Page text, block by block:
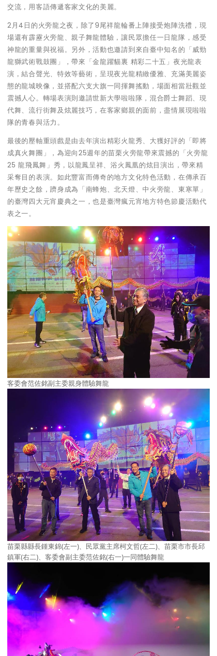
交流，用客語傳遞客家文化的美麗。
2月4日的火旁龍之夜，除了9尾祥龍輪番上陣接受炮陣洗禮，現
場還有霹靂火旁龍、親子舞龍體驗，讓民眾擔任一日龍隊，感受
神龍的重量與祝福。另外，活動也邀請到來自臺中知名的「威勁
龍獅武術戰鼓團」，帶來「金龍躍貓裏 精彩二十五」夜光龍表
演，結合聲光、特效等藝術，呈現夜光龍精緻優雅、充滿美麗姿
態的龍城映像，並搭配六支大旗一同揮舞搖動，場面相當壯觀並
震撼人心。轉場表演則邀請世新大學啦啦隊，混合爵士舞蹈、現
代舞、流行街舞及炫麗技巧，在客家鄉親的面前，盡情展現啦啦
隊的青春與活力。
最後的壓軸重頭戲是由去年演出精彩火龍秀、大獲好評的「即將
成真火舞團」，為迎向25週年的苗栗火旁龍帶來震撼的「火旁龍
25 龍飛鳳舞」秀，以龍鳳呈祥、浴火鳳凰的炫目演出，帶來精
采奪目的表演。如此豐富而傳奇的地方文化特色活動，在傳承百
年歷史之餘，躋身成為「南蜂炮、北天燈、中火旁龍、東寒單」
的臺灣四大元宵慶典之一，也是臺灣瘋元宵地方特色節慶活動代
表之一。
客委會范佐銘副主委親身體驗舞龍
苗栗縣縣長鍾東錦(左一)、民眾黨主席柯文哲(左二)、苗栗市市長邱
鎮軍(右二)、客委會副主委范佐銘(右一)一同體驗舞龍